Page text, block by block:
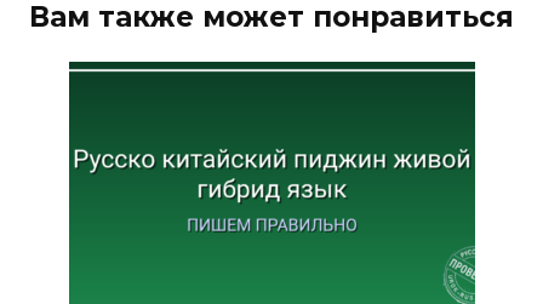
Вам также может понравиться